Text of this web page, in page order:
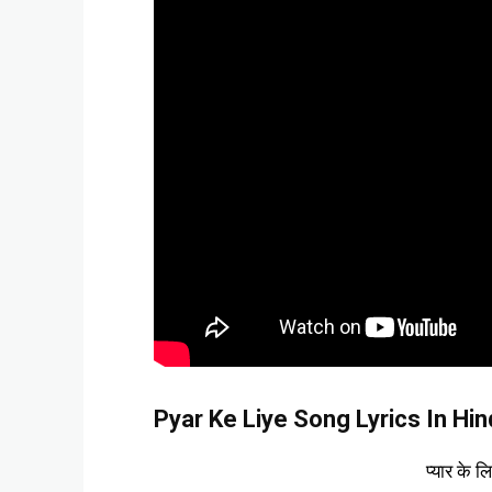
Pyar Ke Liye Song Lyrics In
प्यार के